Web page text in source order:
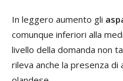
In leggero aumento gli
comunque inferiori alla
livello della domanda non
rileva anche la presenza